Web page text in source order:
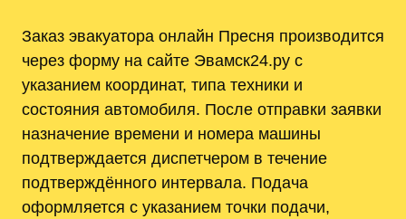
Заказ эвакуатора онлайн Пресня производится
через форму на сайте Эвамск24.ру с
указанием координат, типа техники и
состояния автомобиля. После отправки заявки
назначение времени и номера машины
подтверждается диспетчером в течение
подтверждённого интервала. Подача
оформляется с указанием точки подачи,